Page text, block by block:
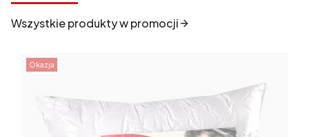
Wszystkie produkty w promocji
Okazja